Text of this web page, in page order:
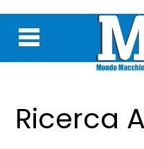
Ricerca